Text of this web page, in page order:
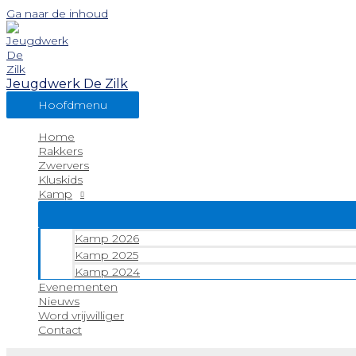
Ga naar de inhoud
Jeugdwerk De Zilk
Hoofdmenu
Home
Rakkers
Zwervers
Kluskids
Kamp
Kamp 2026
Kamp 2025
Kamp 2024
Evenementen
Nieuws
Word vrijwilliger
Contact